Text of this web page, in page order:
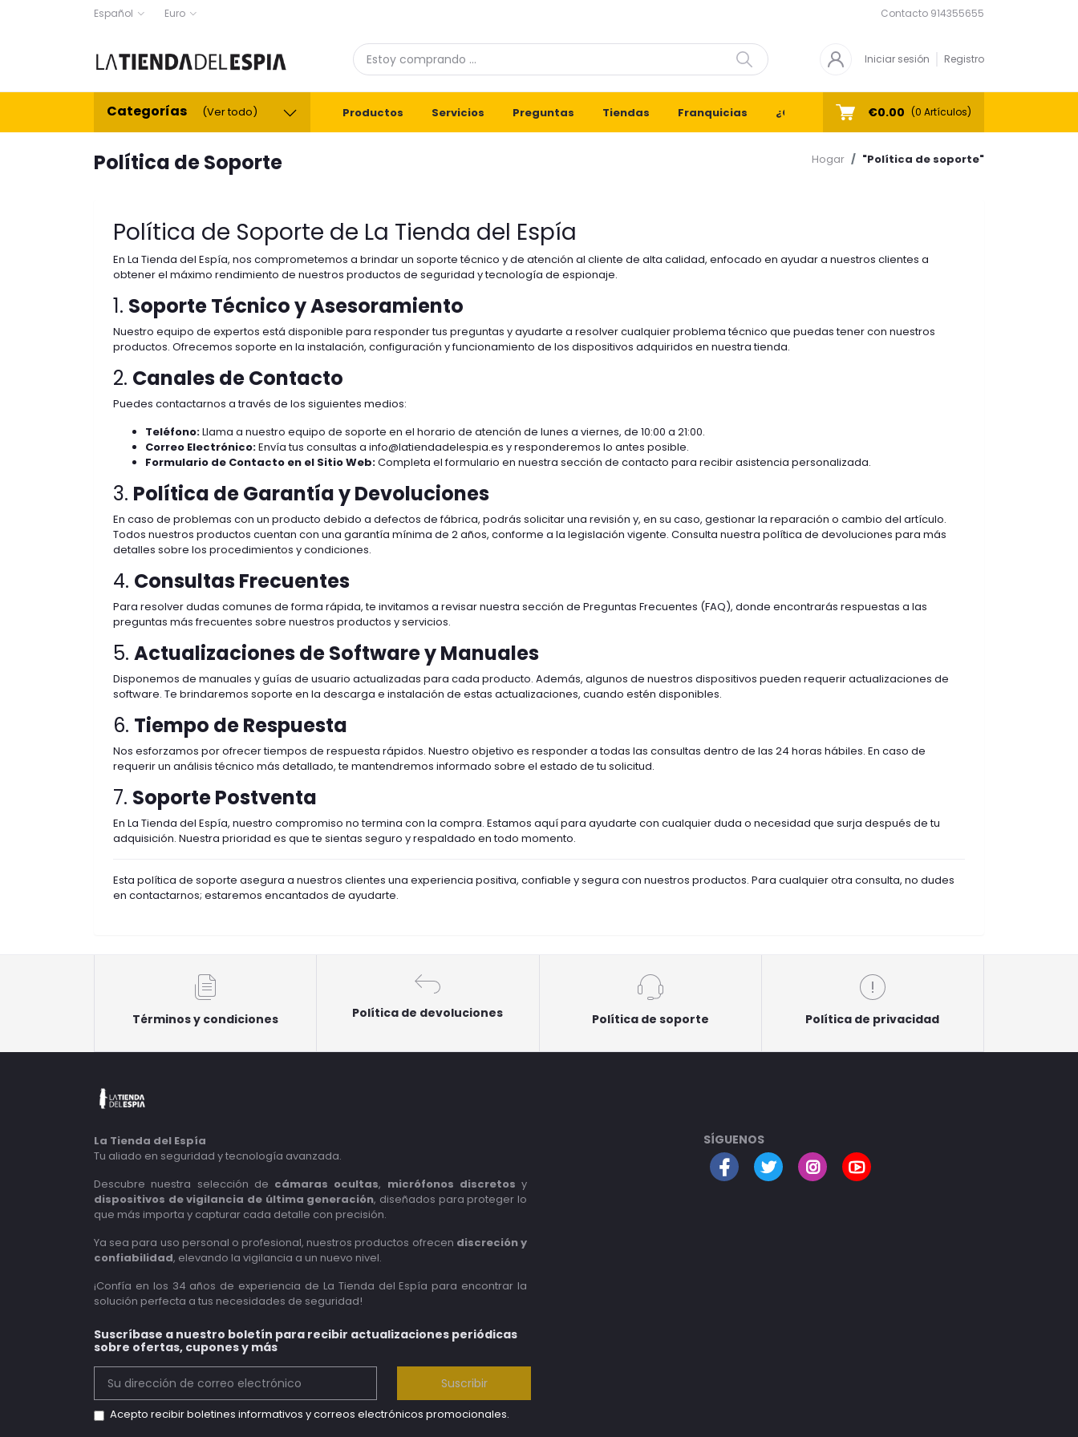
Español Euro Contacto 914355655
Iniciar sesión Registro
Categorías (Ver todo) Productos Servicios Preguntas Tiendas Franquicias ¿Quiénes Somos? Contacto
€0.00 (0 Artículos)
Política de Soporte Hogar "Política de soporte"
Política de Soporte de La Tienda del Espía
En La Tienda del Espía, nos comprometemos a brindar un soporte técnico y de atención al cliente de alta calidad, enfocado en ayudar a nuestros clientes a
obtener el máximo rendimiento de nuestros productos de seguridad y tecnología de espionaje.
1. Soporte Técnico y Asesoramiento
Nuestro equipo de expertos está disponible para responder tus preguntas y ayudarte a resolver cualquier problema técnico que puedas tener con nuestros
productos. Ofrecemos soporte en la instalación, configuración y funcionamiento de los dispositivos adquiridos en nuestra tienda.
2. Canales de Contacto
Puedes contactarnos a través de los siguientes medios:
Teléfono:Llama a nuestro equipo de soporte en el horario de atención de lunes a viernes, de 10:00 a 21:00.
Correo Electrónico:Envía tus consultas a info@latiendadelespia.es y responderemos lo antes posible.
Formulario de Contacto en el Sitio Web:Completa el formulario en nuestra sección de contacto para recibir asistencia personalizada.
3. Política de Garantía y Devoluciones
En caso de problemas con un producto debido a defectos de fábrica, podrás solicitar una revisión y, en su caso, gestionar la reparación o cambio del artículo.
Todos nuestros productos cuentan con una garantía mínima de 2 años, conforme a la legislación vigente. Consulta nuestra política de devoluciones para más
detalles sobre los procedimientos y condiciones.
4. Consultas Frecuentes
Para resolver dudas comunes de forma rápida, te invitamos a revisar nuestra sección de Preguntas Frecuentes (FAQ), donde encontrarás respuestas a las
preguntas más frecuentes sobre nuestros productos y servicios.
5. Actualizaciones de Software y Manuales
Disponemos de manuales y guías de usuario actualizadas para cada producto. Además, algunos de nuestros dispositivos pueden requerir actualizaciones de
software. Te brindaremos soporte en la descarga e instalación de estas actualizaciones, cuando estén disponibles.
6. Tiempo de Respuesta
Nos esforzamos por ofrecer tiempos de respuesta rápidos. Nuestro objetivo es responder a todas las consultas dentro de las 24 horas hábiles. En caso de
requerir un análisis técnico más detallado, te mantendremos informado sobre el estado de tu solicitud.
7. Soporte Postventa
En La Tienda del Espía, nuestro compromiso no termina con la compra. Estamos aquí para ayudarte con cualquier duda o necesidad que surja después de tu
adquisición. Nuestra prioridad es que te sientas seguro y respaldado en todo momento.
Esta política de soporte asegura a nuestros clientes una experiencia positiva, confiable y segura con nuestros productos. Para cualquier otra consulta, no dudes
en contactarnos; estaremos encantados de ayudarte.
Términos y condiciones Política de devoluciones Política de soporte Política de privacidad
La Tienda del Espía
Tu aliado en seguridad y tecnología avanzada.
Descubre nuestra selección de cámaras ocultas, micrófonos discretos y
dispositivos de vigilancia de última generación, diseñados para proteger lo
que más importa y capturar cada detalle con precisión.
Ya sea para uso personal o profesional, nuestros productos ofrecen discreción y
confiabilidad, elevando la vigilancia a un nuevo nivel.
¡Confía en los 34 años de experiencia de La Tienda del Espía para encontrar la
solución perfecta a tus necesidades de seguridad!
Suscríbase a nuestro boletín para recibir actualizaciones periódicas
sobre ofertas, cupones y más
Suscribir
Acepto recibir boletines informativos y correos electrónicos promocionales.
SÍGUENOS